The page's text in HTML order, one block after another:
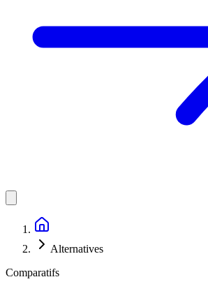
Alternatives
Comparatifs